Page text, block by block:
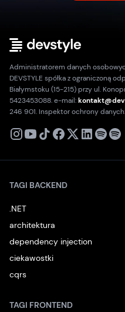
Administratorem danych
DEVSTYLE spółka z ograniczoną
Białymstoku (15-215) przy ul.
5423453088. e-mail:
246 901. Inspektor ochrony danych:
X
TAGI BACKEND
.NET
architektura
dependency injection
ciekawostki
cqrs
TAGI FRONTEND